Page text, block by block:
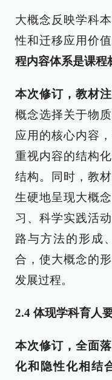
大概念反映学科
性和迁移应用价
程内容体系是课程
本次修订，教材
概念选择关于物
应用的核心内容
重视内容的结构
结构。同时，教
生硬地呈现大概
习、科学实践活
路与方法的形成
合，使大概念的
发展过程。
2.4 体现学科育人
本次修订，全面
化和隐性化相结